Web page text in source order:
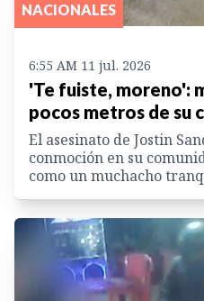
NACIONALES
6:55 AM 11 jul. 2026
'Te fuiste, moreno':
pocos metros de su
El asesinato de Jostin
conmoción en su
como un muchacho